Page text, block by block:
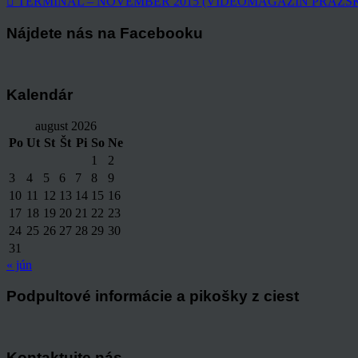
Nájdete nás na Facebooku
Kalendár
august 2026
Po Ut St Št Pi So Ne
1
2
3
4 5 6 7 8
9
10 11 12 13 14 15 16
17 18 19 20 21 22 23
24 25 26 27 28 29 30
31
« jún
Podpultové informácie a pikošky z ciest